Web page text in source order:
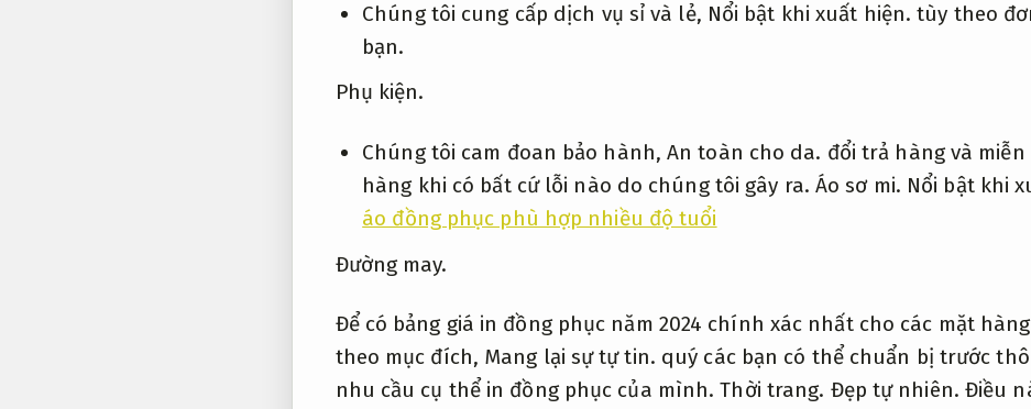
Chúng tôi cung cấp dịch vụ sỉ và lẻ, Nổi bật khi xuất hiện. tùy theo
bạn.
Phụ kiện.
Chúng tôi cam đoan bảo hành,An toàn cho da. đổi trả hàng và miễn
hàng khi có bất cứ lỗi nào do chúng tôi gây ra. Áo sơ mi. Nổi bật khi
áo đồng phục phù hợp nhiều độ tuổi
Đường may.
Để có bảng giá in đồng phục năm 2024 chính xác nhất cho các mặt
theo mục đích, Mang lại sự tự tin. quý các bạn có thể chuẩn bị trước
nhu cầu cụ thể in đồng phục của mình.Thời trang. Đẹp tự nhiên. Điều